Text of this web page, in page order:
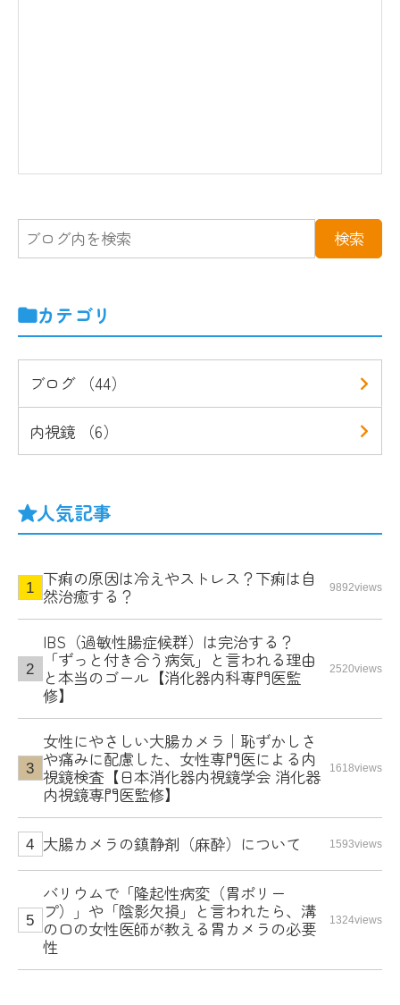
カテゴリ
ブログ （44）
内視鏡 （6）
人気記事
下痢の原因は冷えやストレス？下痢は自
然治癒する？
9892views
IBS（過敏性腸症候群）は完治する？
「ずっと付き合う病気」と言われる理由
と本当のゴール【消化器内科専門医監
修】
2520views
女性にやさしい大腸カメラ｜恥ずかしさ
や痛みに配慮した、女性専門医による内
視鏡検査【日本消化器内視鏡学会 消化器
内視鏡専門医監修】
1618views
大腸カメラの鎮静剤（麻酔）について 1593views
バリウムで「隆起性病変（胃ポリー
プ）」や「陰影欠損」と言われたら、溝
の口の女性医師が教える胃カメラの必要
性
1324views